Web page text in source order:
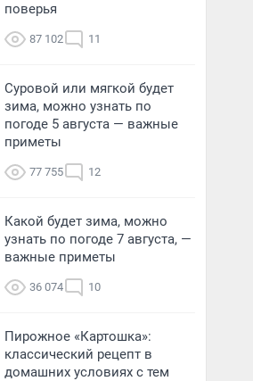
поверья
87 102 11
Суровой или мягкой будет
зима, можно узнать по
погоде 5 августа — важные
приметы
77 755 12
Какой будет зима, можно
узнать по погоде 7 августа, —
важные приметы
36 074 10
Пирожное «Картошка»:
классический рецепт в
домашних условиях с тем